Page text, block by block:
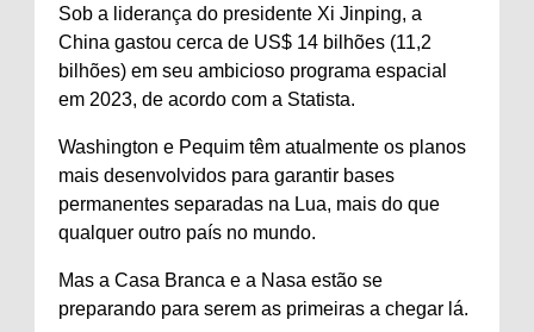
Sob a liderança do presidente Xi Jinping, a
China gastou cerca de US$ 14 bilhões (11,2
bilhões) em seu ambicioso programa espacial
em 2023, de acordo com a Statista.
Washington e Pequim têm atualmente os planos
mais desenvolvidos para garantir bases
permanentes separadas na Lua, mais do que
qualquer outro país no mundo.
Mas a Casa Branca e a Nasa estão se
preparando para serem as primeiras a chegar lá.